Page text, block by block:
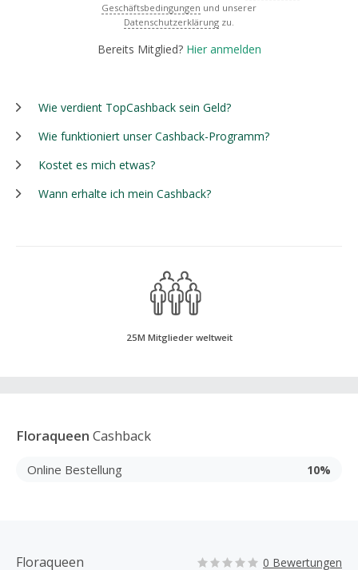
Geschäftsbedingungen und unserer
Datenschutzerklärung zu.
Bereits Mitglied? Hier anmelden
Wie verdient TopCashback sein Geld?
Wie funktioniert unser Cashback-Programm?
Kostet es mich etwas?
Wann erhalte ich mein Cashback?
25M Mitglieder weltweit
Floraqueen Cashback
Online Bestellung 10%
Floraqueen 0 Bewertungen